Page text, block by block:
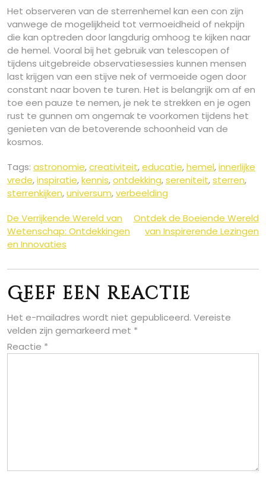
Het observeren van de sterrenhemel kan een con zijn
vanwege de mogelijkheid tot vermoeidheid of nekpijn
die kan optreden door langdurig omhoog te kijken naar
de hemel. Vooral bij het gebruik van telescopen of
tijdens uitgebreide observatiesessies kunnen mensen
last krijgen van een stijve nek of vermoeide ogen door
constant naar boven te turen. Het is belangrijk om af en
toe een pauze te nemen, je nek te strekken en je ogen
rust te gunnen om ongemak te voorkomen tijdens het
genieten van de betoverende schoonheid van de
kosmos.
Tags: astronomie,creativiteit,educatie,hemel,innerlijke
vrede,inspiratie,kennis,ontdekking,sereniteit,sterren,
sterrenkijken,universum,verbeelding
Berichtnavigatie
De Verrijkende Wereld van
Wetenschap: Ontdekkingen
en Innovaties
Ontdek de Boeiende Wereld
van Inspirerende Lezingen
Geef een reactie
Het e-mailadres wordt niet gepubliceerd. Vereiste
velden zijn gemarkeerd met *
Reactie *